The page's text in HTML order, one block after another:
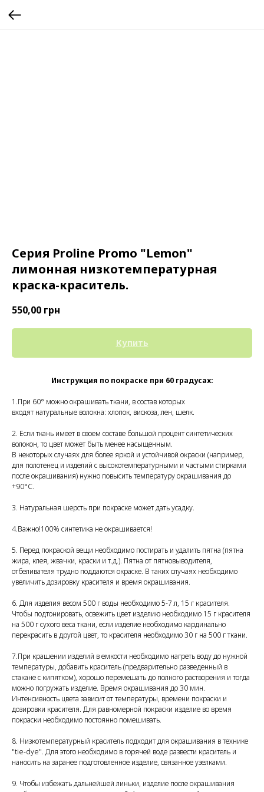
Серия Proline Promo "Lemon"
лимонная низкотемпературная
краска-краситель.
550,00 грн
Купить
Инструкция по покраске при 60 градусах:
1.При 60° можно окрашивать ткани, в состав которых
входят натуральные волокна: хлопок, вискоза, лен, шелк.
2. Если ткань имеет в своем составе большой процент синтетических
волокон, то цвет может быть менее насыщенным.
В некоторых случаях для более яркой и устойчивой окраски (например,
для полотенец и изделий с высокотемпературными и частыми стирками
после окрашивания) нужно повысить температуру окрашивания до
+90°С.
3. Натуральная шерсть при покраске может дать усадку.
4.Важно!100% синтетика не окрашивается!
5. Перед покраской вещи необходимо постирать и удалить пятна (пятна
жира, клея, жвачки, краски и т.д.). Пятна от пятновыводителя,
отбеливателя трудно поддаются окраске. В таких случаях необходимо
увеличить дозировку красителя и время окрашивания.
6. Для изделия весом 500 г воды необходимо 5-7 л, 15 г красителя.
Чтобы подтонировать, освежить цвет изделию необходимо 15 г красителя
на 500 г сухого веса ткани, если изделие необходимо кардинально
перекрасить в другой цвет, то красителя необходимо 30 г на 500 г ткани.
7.При крашении изделий в емкости необходимо нагреть воду до нужной
температуры, добавить краситель (предварительно разведенный в
стакане с кипятком), хорошо перемешать до полного растворения и тогда
можно погружать изделие. Время окрашивания до 30 мин.
Интенсивность цвета зависит от температуры, времени покраски и
дозировки красителя. Для равномерной покраски изделие во время
покраски необходимо постоянно помешивать.
8. Низкотемпературный краситель подходит для окрашивания в технике
"tie-dye". Для этого необходимо в горячей воде развести краситель и
наносить на заранее подготовленное изделие, связанное узелками.
9. Чтобы избежать дальнейшей линьки, изделие после окрашивания